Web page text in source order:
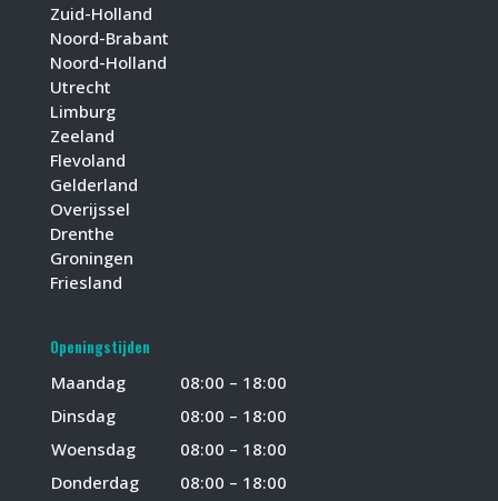
Zuid-Holland
Noord-Brabant
Noord-Holland
Utrecht
Limburg
Zeeland
Flevoland
Gelderland
Overijssel
Drenthe
Groningen
Friesland
Openingstijden
Maandag
08:00 – 18:00
Dinsdag
08:00 – 18:00
Woensdag
08:00 – 18:00
Donderdag
08:00 – 18:00